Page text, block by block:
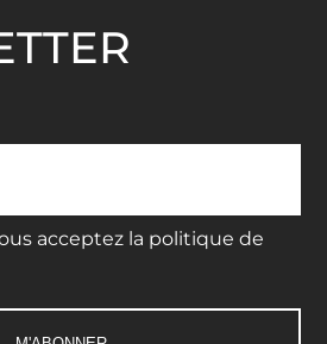
acceptez la politique de